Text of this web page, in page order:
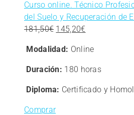
Ambiente
Curso online. Técnico
del Suelo y Recuperación de
181,50€ El
original
era:
145,20€
actual
Modalidad: Online
Duración: 180 horas
Diploma: Certificado y
Comprar